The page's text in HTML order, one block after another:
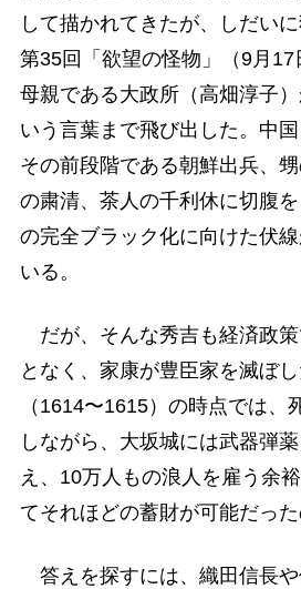
して描かれてきたが、しだいに
第35回「欲望の怪物」（9月
母親である大政所（高畑淳子
いう言葉まで飛び出した。中
その前段階である朝鮮出兵、
の粛清、茶人の千利休に切腹
の完全ブラック化に向けた伏
いる。
だが、そんな秀吉も経済政策
となく、家康が豊臣家を滅ぼし
（1614〜1615）の時点では、
しながら、大坂城には武器弾
え、10万人もの浪人を雇う余
てそれほどの蓄財が可能だった
答えを探すには、織田信長